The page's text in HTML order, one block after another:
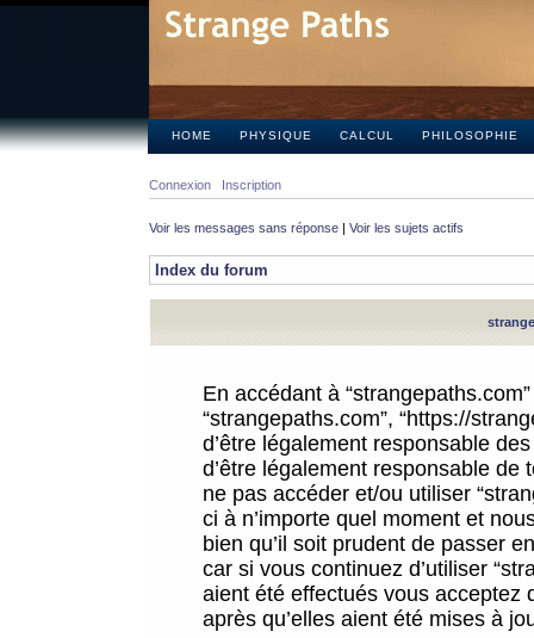
HOME PHYSIQUE CALCUL PHILOSOPHIE
Connexion Inscription
Voir les messages sans réponse | Voir les sujets actifs
Index du forum
En accédant à
“strangepaths.com”, “https://
d’être légalement responsable
d’être légalement responsable
ne pas accéder et/ou utiliser
ci à n’importe quel moment et
bien qu’il soit prudent de passer
car si vous continuez d’utiliser
aient été effectués vous acceptez
après qu’elles aient été mises à